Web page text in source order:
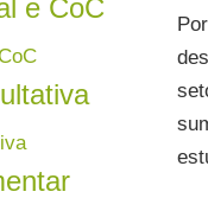
e CoC
mais.
Se
A